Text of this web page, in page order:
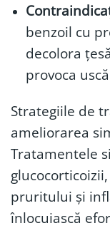
benzoil cu
decolora
provoca
Strategiile de
ameliorarea
Tratamentele
pruritului și
înlocuiască